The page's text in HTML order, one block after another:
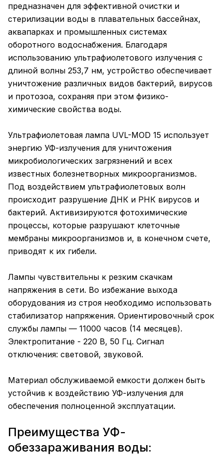
предназначен для эффективной очистки и
стерилизации воды в плавательных бассейнах,
аквапарках и промышленных системах
оборотного водоснабжения. Благодаря
использованию ультрафиолетового излучения с
длиной волны 253,7 нм, устройство обеспечивает
уничтожение различных видов бактерий, вирусов
и протозоа, сохраняя при этом физико-
химические свойства воды.
Ультрафиолетовая лампа UVL-MOD 15 использует
энергию УФ-излучения для уничтожения
микробиологических загрязнений и всех
известных болезнетворных микроорганизмов.
Под воздействием ультрафиолетовых волн
происходит разрушение ДНК и РНК вирусов и
бактерий. Активизируются фотохимические
процессы, которые разрушают клеточные
мембраны микроорганизмов и, в конечном счете,
приводят к их гибели.
Лампы чувствительны к резким скачкам
напряжения в сети. Во избежание выхода
оборудования из строя необходимо использовать
стабилизатор напряжения. Ориентировочный срок
службы лампы — 11000 часов (14 месяцев).
Электропитание - 220 В, 50 Гц. Сигнал
отключения: световой, звуковой.
Материал обслуживаемой емкости должен быть
устойчив к воздействию УФ-излучения для
обеспечения полноценной эксплуатации.
Преимущества УФ-
обеззараживания воды: